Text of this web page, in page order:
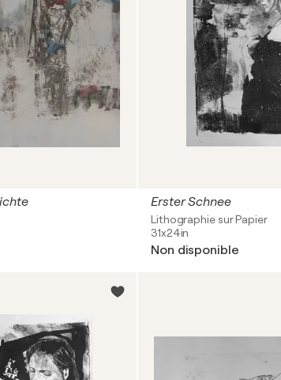
Erster Schnee
Lithographie sur Papier
31x24in
Non disponible